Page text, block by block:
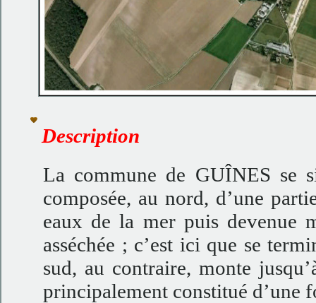
Description
La commune de GUÎNES se
composée, au nord, d’une
eaux de la mer puis devenue
asséchée ; c’est ici que se
sud, au contraire, monte
principalement constitué d’une